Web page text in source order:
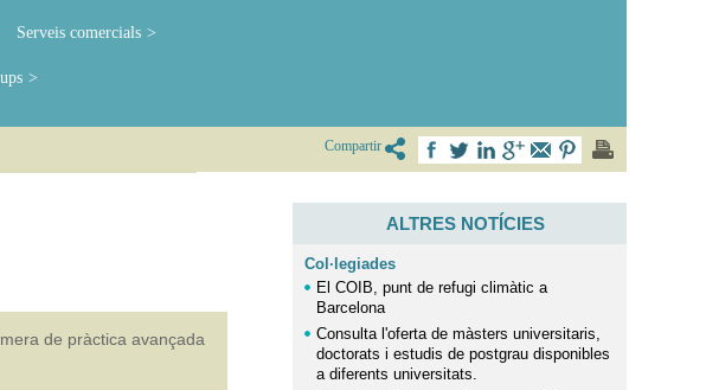
Serveis comercials
Compartir
de pràctica avançada
ALTRES NOTÍCIES
Col·legiades
El COIB, punt de refugi climàtic a
Barcelona
Consulta l'oferta de màsters universitaris,
doctorats i estudis de postgrau disponibles
a diferents universitats.